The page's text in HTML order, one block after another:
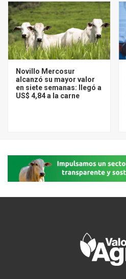
Novillo Mercosur
alcanzó su mayor valor
en siete semanas: llegó a
US$ 4,84 a la carne